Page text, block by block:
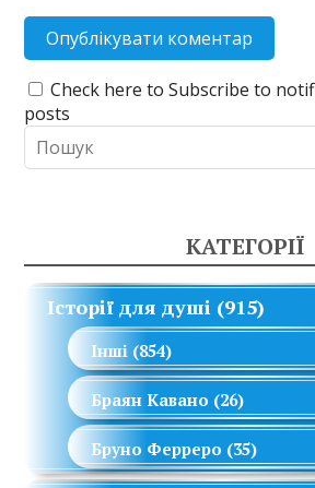
Check here to Subscribe to
posts
КАТЕГОРІЇ
Історії для душі (915)
Інші (854)
Браян Кавано (26)
Бруно Ферреро (35)